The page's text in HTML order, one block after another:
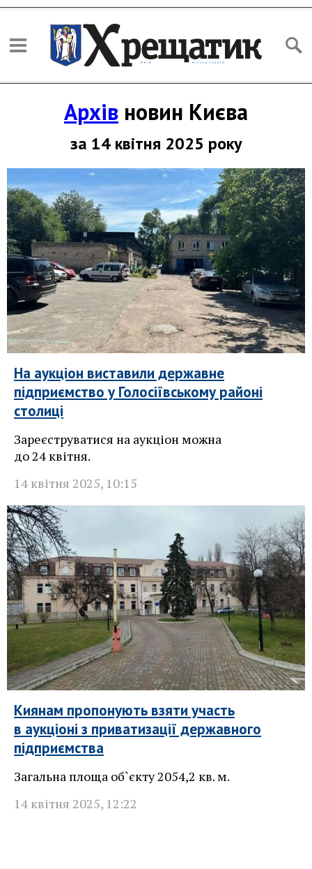
Архів новин Києва
за 14 квітня 2025 року
На аукціон виставили державне
підприємство у Голосіївському районі
столиці
Зареєструватися на аукціон можна
до 24 квітня.
14 квітня 2025, 10:15
Киянам пропонують взяти участь
в аукціоні з приватизації державного
підприємства
Загальна площа об`єкту 2054,2 кв. м.
14 квітня 2025, 12:22